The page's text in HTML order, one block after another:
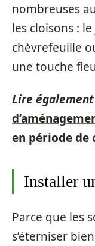
nombreuses
les cloisons :
chèvrefeuille
une touche
Lire
en période de
Installer
Parce que les
s’éterniser